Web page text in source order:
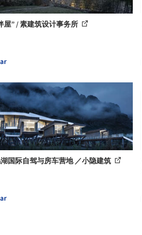
屋” / 素建筑设计事务所
国际自驾与房车营地 ／小隐建筑